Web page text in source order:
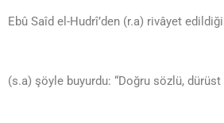
Ebû Saîd el-Hudrî’den (r.a) rivâyet
(s.a) şöyle buyurdu: “Doğru sözlü,